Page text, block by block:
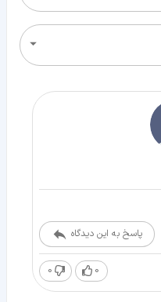
پاسخ به این دیدگاه
0
0